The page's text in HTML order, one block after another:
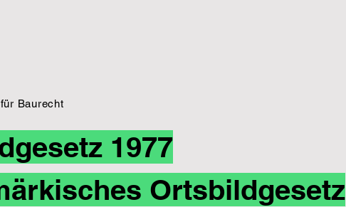
Baurecht
Ortsbildgesetz
1977